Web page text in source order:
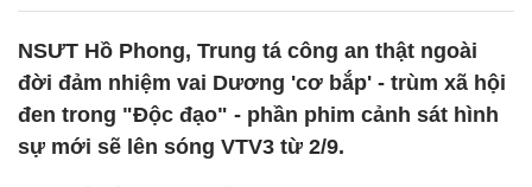
NSƯT Hồ Phong, Trung tá công an thật ngoài
đời đảm nhiệm vai Dương 'cơ bắp' - trùm xã hội
đen trong "Độc đạo" - phần phim cảnh sát hình
sự mới sẽ lên sóng VTV3 từ 2/9.